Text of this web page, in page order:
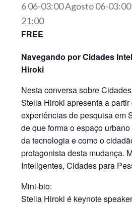
6 06-03:00 Agosto 06-
21:00
FREE
Navegando por Cidades
Hiroki
Nesta conversa sobre
Stella Hiroki apresenta a partir
experiências de pesquisa em
de que forma o espaço
da tecnologia e como o
protagonista desta mudança.
Inteligentes, Cidades para
Mini-bio:
Stella Hiroki é keynote